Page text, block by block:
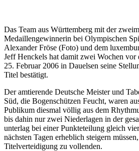
Das Team aus Württemberg mit der
Medaillengewinnerin bei Olympischen
Alexander Fröse (Foto) und dem
Jeff Henckels hat damit zwei Wochen vor
25. Februar 2006 in Dauelsen seine
Titel bestätigt.
Der amtierende Deutsche Meister und
Süd, die Bogenschützen Feucht, waren
Publikum diesmal völlig aus dem
bis dahin nur zwei Niederlagen in der
unterlag bei einer Punkteteilung gleich
nächsten Tagen erheblich steigern
Titelverteidigung zu vollenden.